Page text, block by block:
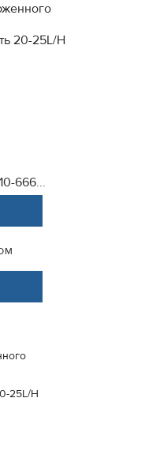
20-25L/H
666...
25L/H